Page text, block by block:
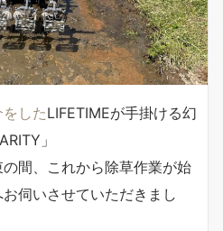
したLIFETIMEが手掛ける幻
」
間、これから除草作業が始
伺いさせていただきまし